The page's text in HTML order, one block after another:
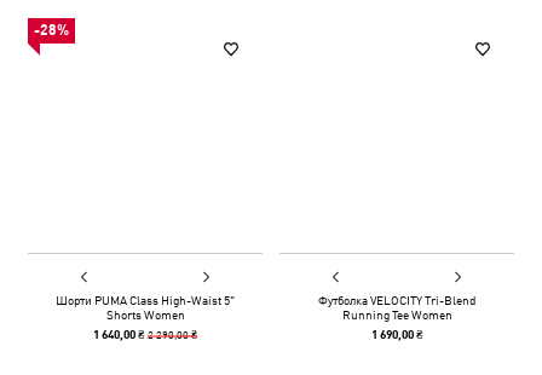
-28%
Шорти PUMA Class High-Waist 5"
Shorts Women
1 640,00 ₴2 290,00 ₴
Футболка VELOCITY Tri-Blend
Running Tee Women
1 690,00 ₴